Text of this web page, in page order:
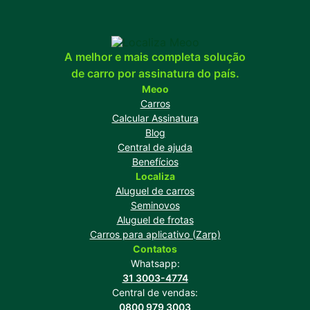
A melhor e mais completa solução
de carro por assinatura do país.
Meoo
Carros
Calcular Assinatura
Blog
Central de ajuda
Benefícios
Localiza
Aluguel de carros
Seminovos
Aluguel de frotas
Carros para aplicativo (Zarp)
Contatos
Whatsapp:
31 3003-4774
Central de vendas:
0800 979 3003